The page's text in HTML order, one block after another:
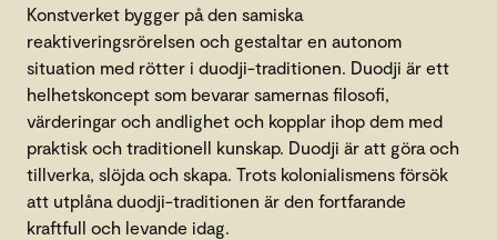
Konstverket bygger på den samiska
reaktiveringsrörelsen och gestaltar en autonom
situation med rötter i duodji-traditionen. Duodji är ett
helhetskoncept som bevarar samernas filosofi,
värderingar och andlighet och kopplar ihop dem med
praktisk och traditionell kunskap. Duodji är att göra och
tillverka, slöjda och skapa. Trots kolonialismens försök
att utplåna duodji-traditionen är den fortfarande
kraftfull och levande idag.